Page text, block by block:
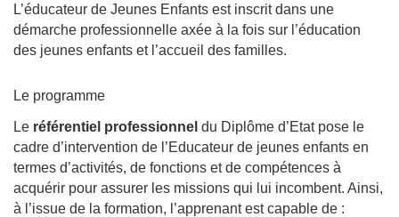
L’éducateur de Jeunes Enfants est inscrit dans une
démarche professionnelle axée à la fois sur l’éducation
des jeunes enfants et l’accueil des familles.
Le programme
Le référentiel professionnel du Diplôme d’Etat pose le
cadre d’intervention de l’Educateur de jeunes enfants en
termes d’activités, de fonctions et de compétences à
acquérir pour assurer les missions qui lui incombent. Ainsi,
à l’issue de la formation, l’apprenant est capable de :